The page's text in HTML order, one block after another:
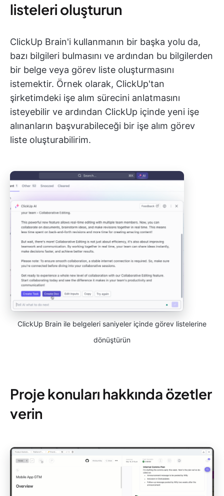
listeleri oluşturun
ClickUp Brain'i kullanmanın bir başka yolu da,
bazı bilgileri bulmasını ve ardından bu bilgilerden
bir belge veya görev liste oluşturmasını
istemektir. Örnek olarak, ClickUp'tan
şirketimdeki işe alım sürecini anlatmasını
isteyebilir ve ardından ClickUp içinde yeni işe
alınanların başvurabileceği bir işe alım görev
liste oluşturabilirim.
ClickUp Brain ile belgeleri saniyeler içinde görev listelerine
dönüştürün
Proje konuları hakkında özetler
verin